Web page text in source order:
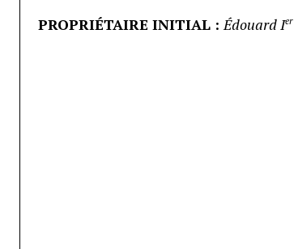
PROPRIÉTAIRE INITIAL :Édouard Ier